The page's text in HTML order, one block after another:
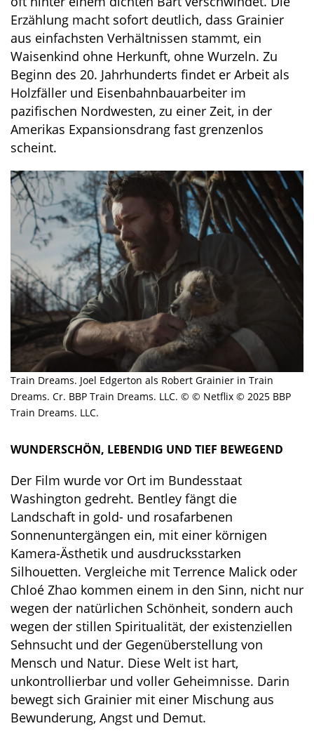
Erzählung macht sofort deutlich, dass Grainier
aus einfachsten Verhältnissen stammt, ein
Waisenkind ohne Herkunft, ohne Wurzeln. Zu
Beginn des 20. Jahrhunderts findet er Arbeit als
Holzfäller und Eisenbahnbauarbeiter im
pazifischen Nordwesten, zu einer Zeit, in der
Amerikas Expansionsdrang fast grenzenlos
scheint.
Train Dreams. Joel Edgerton als Robert Grainier in Train
Dreams. Cr. BBP Train Dreams. LLC. © © Netflix © 2025 BBP
Train Dreams. LLC.
WUNDERSCHÖN, LEBENDIG UND TIEF BEWEGEND
Der Film wurde vor Ort im Bundesstaat
Washington gedreht. Bentley fängt die
Landschaft in gold- und rosafarbenen
Sonnenuntergängen ein, mit einer körnigen
Kamera-Ästhetik und ausdrucksstarken
Silhouetten. Vergleiche mit Terrence Malick oder
Chloé Zhao kommen einem in den Sinn, nicht nur
wegen der natürlichen Schönheit, sondern auch
wegen der stillen Spiritualität, der existenziellen
Sehnsucht und der Gegenüberstellung von
Mensch und Natur. Diese Welt ist hart,
unkontrollierbar und voller Geheimnisse. Darin
bewegt sich Grainier mit einer Mischung aus
Bewunderung, Angst und Demut.